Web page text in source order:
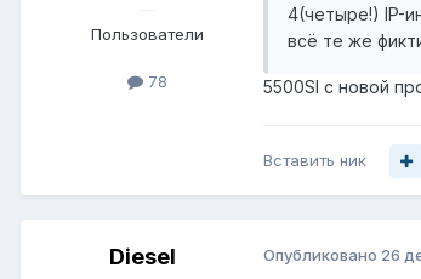
Пользователи
78
4(четыре!) IP-
всё те же
5500SI с новой
Вставить ник
Diesel Опубликовано 26